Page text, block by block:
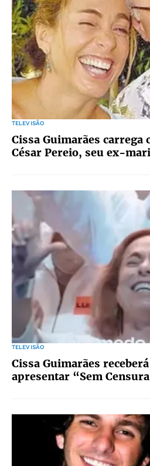
TELEVISÃO
Cissa Guimarães carrega
César Pereio, seu ex-
TELEVISÃO
Cissa Guimarães receberá R$ 840 mil para
apresentar “Sem